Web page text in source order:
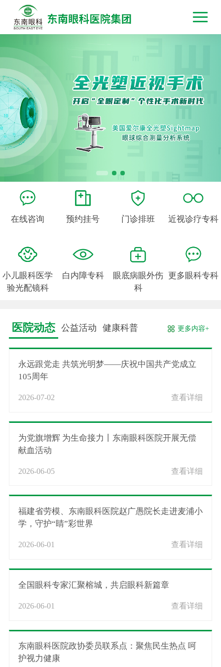
在线咨询 预约挂号 门诊排班 近视诊疗专科
小儿眼科医学
验光配镜科
白内障专科
眼底病眼外伤
科
更多眼科专科
医院动态 公益活动 健康科普 更多内容+
永远跟党走 共筑光明梦——庆祝中国共产党成立
105周年
2026-07-02 查看详细
为党旗增辉 为生命接力丨东南眼科医院开展无偿
献血活动
2026-06-05 查看详细
福建省劳模、东南眼科医院赵广愚院长走进麦浦小
学，守护“睛”彩世界
2026-06-01 查看详细
全国眼科专家汇聚榕城，共启眼科新篇章
2026-06-01 查看详细
东南眼科医院政协委员联系点：聚焦民生热点 呵
护视力健康